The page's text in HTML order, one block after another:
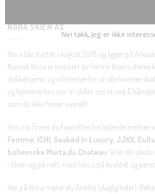
NORA SKIEN AS
Nora ble startet i august 2018 og ligger på
Navnet Nora er inspirert av Henrik Ibsens sterke
dukkehjem», og vi brenner for at alle kvinner
og hjemme hos oss. Vi skiller oss ut ved å
som du ikke finner overalt!
Hos oss finner du favoritter fra ledende merker
Femme, ICHI, Soaked In Luxury, JJXX,
bohemske Marta du Chateau. Vi er din
i Skien og på nett, med fokus på kvalitet og
Her på Nora møter du Anette (daglig leder),
Nei takk, Jeg er ikke